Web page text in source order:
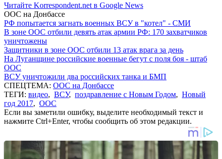
Читайте Korrespondent.net в Google News
ООС на Донбассе
РФ попытается загнать военных ВСУ в "котел" - СМИ
В зоне ООС отбили девять атак армии РФ: 170 захватчиков
уничтожены
Защитники в зоне ООС отбили 13 атак врага за день
На Луганщине российские военные бегут с поля боя - штаб
ООС
ВСУ уничтожили два российских танка и БМП
СПЕЦТЕМА: ООС на Донбассе
ТЕГИ: видео, ВСУ, поздравление с Новым Годом, Новый
год 2017, ООС
Если вы заметили ошибку, выделите необходимый текст и
нажмите Ctrl+Enter, чтобы сообщить об этом редакции.